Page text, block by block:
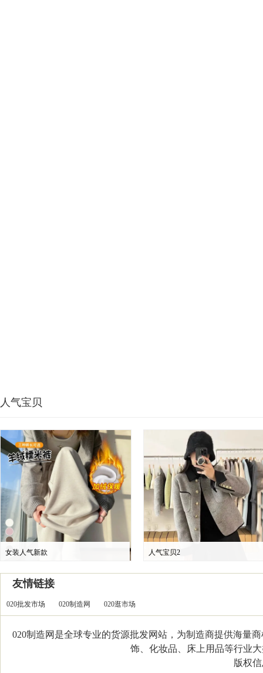
人气宝贝
女装人气新款 人气宝贝2
友情链接
020批发市场 020制造网 020逛市场
020制造网是全球专业的货源批发网站，为制造商提供海量
饰、化妆品、床上用品等行业
版权信